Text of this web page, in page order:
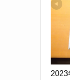
2023